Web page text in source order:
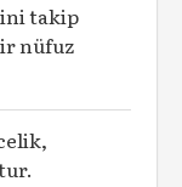
takip
nüfuz